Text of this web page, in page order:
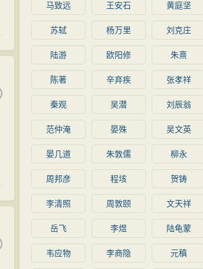
马致远 王安石 黄庭坚
苏轼 杨万里 刘克庄
陆游 欧阳修 朱熹
陈著 辛弃疾 张孝祥
秦观 吴潜 刘辰翁
范仲淹 晏殊 吴文英
晏几道 朱敦儒 柳永
周邦彦 程垓 贺铸
李清照 周敦颐 文天祥
岳飞 李煜 陆龟蒙
韦应物 李商隐 元稹